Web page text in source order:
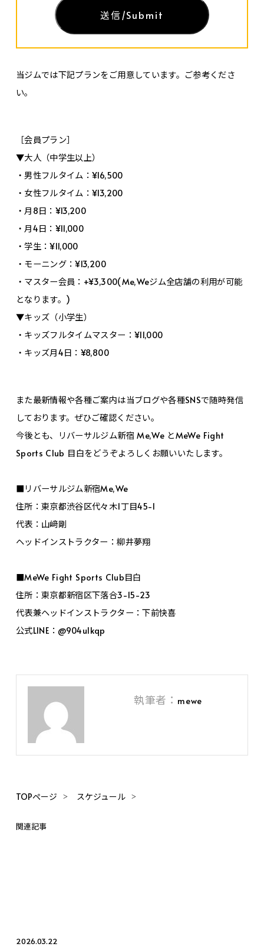
当ジムでは下記プランをご用意しています。ご参考くださ
い。
［会員プラン］
▼大人（中学生以上）
・男性フルタイム：¥16,500
・女性フルタイム：¥13,200
・月8日：¥13,200
・月4日：¥11,000
・学生：¥11,000
・モーニング：¥13,200
・マスター会員：+¥3,300(Me,Weジム全店舗の利用が可能
となります。)
▼キッズ（小学生）
・キッズフルタイムマスター：¥11,000
・キッズ月4日：¥8,800
また最新情報や各種ご案内は当ブログや各種SNSで随時発信
しております。ぜひご確認ください。
今後とも、リバーサルジム新宿 Me,We とMeWe Fight
Sports Club 目白をどうぞよろしくお願いいたします。
■リバーサルジム新宿Me,We
住所：東京都渋谷区代々木1丁目45-1
代表：山﨑剛
ヘッドインストラクター：柳井夢翔
■MeWe Fight Sports Club目白
住所：東京都新宿区下落合3-15-23
代表兼ヘッドインストラクター：下前快喜
公式LINE：@904ulkqp
執筆者： mewe
TOPページ スケジュール
関連記事
2026.03.22